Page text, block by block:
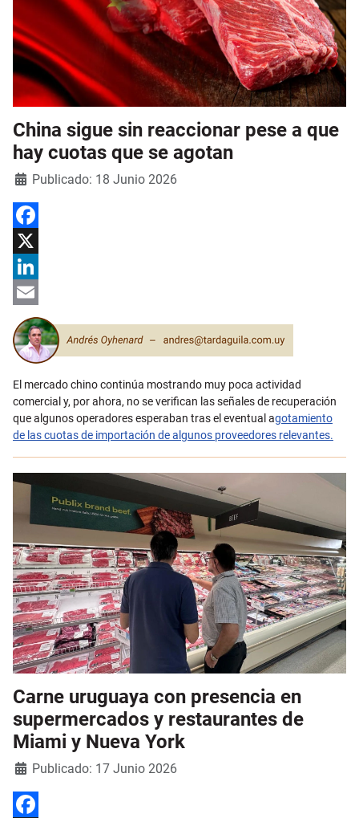
China sigue sin reaccionar pese a que
hay cuotas que se agotan
DetallesPublicado: 18 Junio 2026
Facebook
X
LinkedIn
Email
El mercado chino continúa mostrando muy poca actividad
comercial y, por ahora, no se verifican las señales de recuperación
que algunos operadores esperaban tras el eventual agotamiento
de las cuotas de importación de algunos proveedores relevantes.
Carne uruguaya con presencia en
supermercados y restaurantes de
Miami y Nueva York
DetallesPublicado: 17 Junio 2026